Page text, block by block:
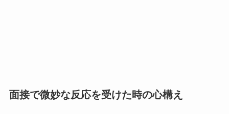
面接で微妙な反応を受けた時の心構え